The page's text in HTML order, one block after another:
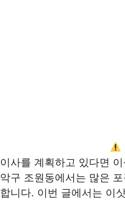
이사를 계획하고 있다면
악구 조원동에서는 많은
합니다. 이번 글에서는 이